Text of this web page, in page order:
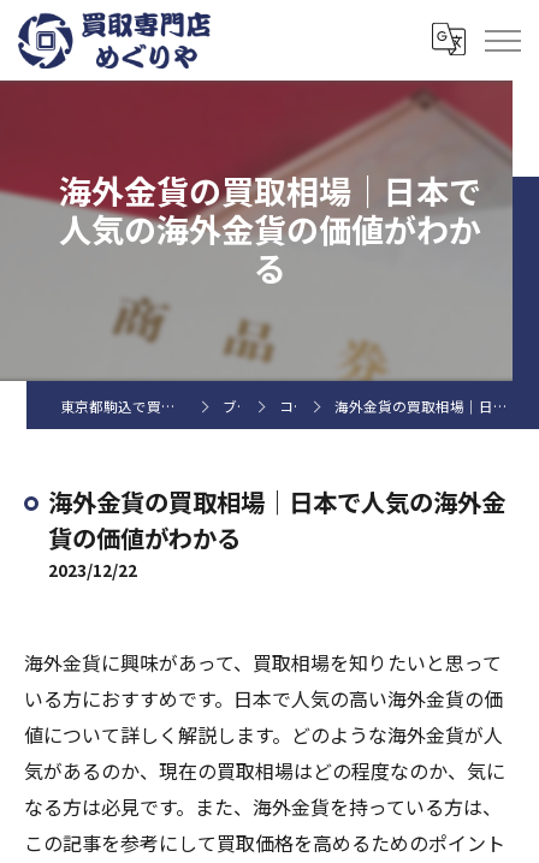
海外金貨の買取相場｜日本で
人気の海外金貨の価値がわか
る
東京都駒込で買取なら買取専門店めぐりや ブログ コラム 海外金貨の買取相場｜日本で人気の海外金貨の価値がわかる
海外金貨の買取相場｜日本で人気の海外金
貨の価値がわかる
2023/12/22
海外金貨に興味があって、買取相場を知りたいと思って
いる方におすすめです。日本で人気の高い海外金貨の価
値について詳しく解説します。どのような海外金貨が人
気があるのか、現在の買取相場はどの程度なのか、気に
なる方は必見です。また、海外金貨を持っている方は、
この記事を参考にして買取価格を高めるためのポイント